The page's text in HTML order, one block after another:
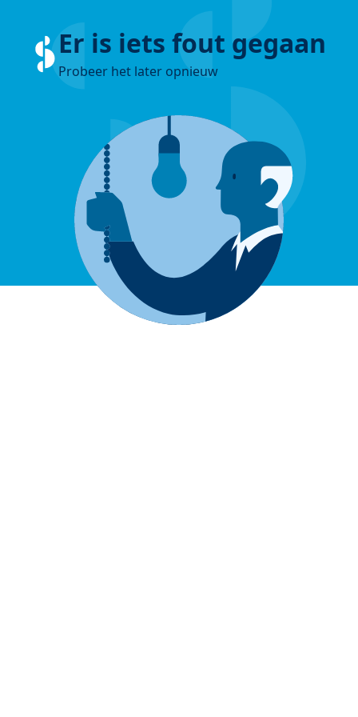
Er is iets fout gegaan
Probeer het later opnieuw